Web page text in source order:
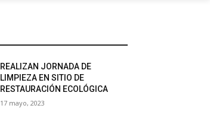
REALIZAN JORNADA DE
LIMPIEZA EN SITIO DE
RESTAURACIÓN ECOLÓGICA
17 mayo, 2023